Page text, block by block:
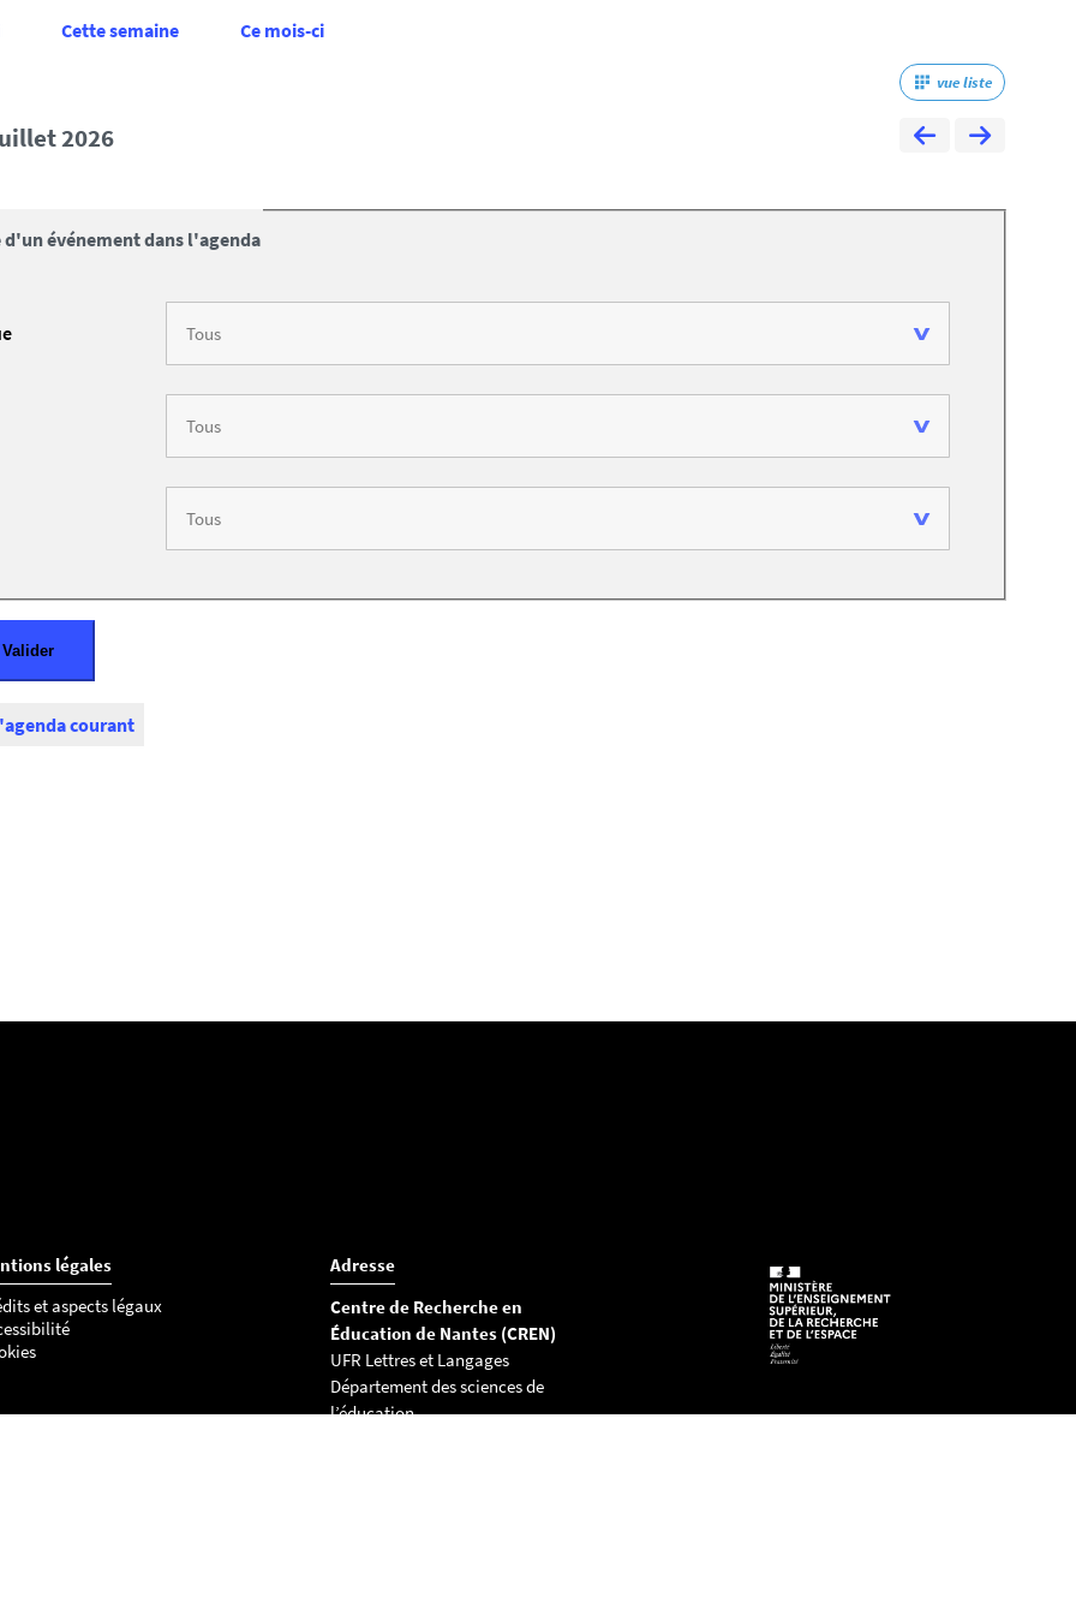
Cette semaine Ce mois-ci
vue liste
2026
d'un événement dans l'agenda
courant
légales
et aspects légaux
Adresse
Centre de Recherche en
Éducation de Nantes (CREN)
UFR Lettres et Langages
Département des sciences de
l’éducation